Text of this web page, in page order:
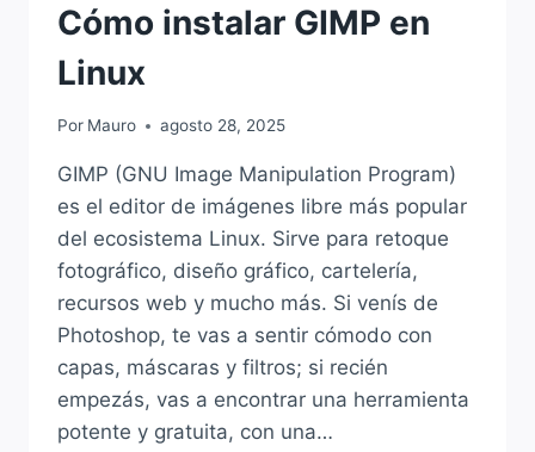
Cómo instalar GIMP en
Linux
Por Mauro agosto 28, 2025
GIMP (GNU Image Manipulation Program)
es el editor de imágenes libre más popular
del ecosistema Linux. Sirve para retoque
fotográfico, diseño gráfico, cartelería,
recursos web y mucho más. Si venís de
Photoshop, te vas a sentir cómodo con
capas, máscaras y filtros; si recién
empezás, vas a encontrar una herramienta
potente y gratuita, con una…